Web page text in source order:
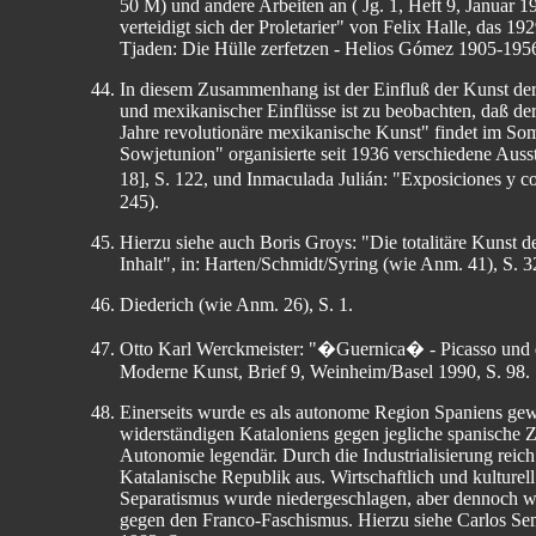
50 M) und andere Arbeiten an ( Jg. 1, Heft 9, Januar
verteidigt sich der Proletarier" von Felix Halle, das
Tjaden: Die Hülle zerfetzen - Helios Gómez 1905-
In diesem Zusammenhang ist der Einfluß der Kunst
und mexikanischer Einflüsse ist zu beobachten, daß
Jahre revolutionäre mexikanische Kunst" findet im
Sowjetunion" organisierte seit 1936 verschiedene
18], S. 122, und Inmaculada Julián: "Exposiciones y
245).
Hierzu siehe auch Boris Groys: "Die totalitäre Kunst
Inhalt", in: Harten/Schmidt/Syring (wie Anm. 41), S.
Diederich (wie Anm. 26), S. 1.
Otto Karl Werckmeister: "�Guernica� - Picasso und
Moderne Kunst, Brief 9, Weinheim/Basel 1990, S. 98.
Einerseits wurde es als autonome Region Spaniens
widerständigen Kataloniens gegen jegliche
Autonomie legendär. Durch die Industrialisierung
Katalanische Republik aus. Wirtschaftlich und
Separatismus wurde niedergeschlagen, aber
gegen den Franco-Faschismus. Hierzu siehe Carlos